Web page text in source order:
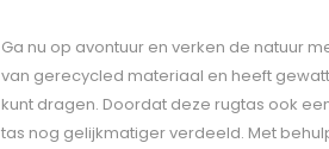
Ga nu op avontuur en verken de natuur
van gerecycled materiaal en heeft
kunt dragen. Doordat deze rugtas ook
tas nog gelijkmatiger verdeeld. Met